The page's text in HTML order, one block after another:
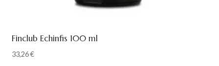
Finclub Echinfis 100 ml
33,26€